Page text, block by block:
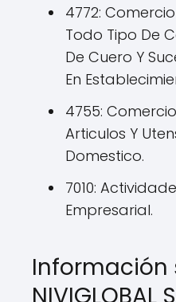
4772:
Todo Tipo De
De Cuero Y
En
4755:
Articulos Y
Domestico.
7010:
Empresarial.
Información